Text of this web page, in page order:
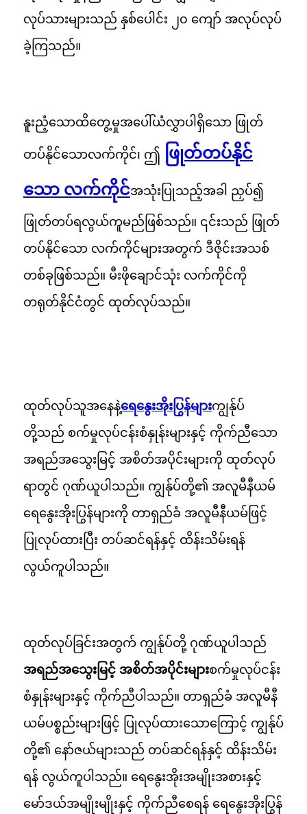
လုပ်သားများသည် နှစ်ပေါင်း ၂၀ ကျော် အလုပ်လုပ်
ခဲ့ကြသည်။
နူးညံ့သောထိတွေ့မှုအပေါ်ယံလွှာပါရှိသော ဖြုတ်
တပ်နိုင်သောလက်ကိုင်၊ ဤ ဖြုတ်တပ်နိုင်
သော လက်ကိုင်အသုံးပြုသည့်အခါ ညှပ်၍
ဖြုတ်တပ်ရလွယ်ကူမည်ဖြစ်သည်။ ၎င်းသည် ဖြုတ်
တပ်နိုင်သော လက်ကိုင်များအတွက် ဒီဇိုင်းအသစ်
တစ်ခုဖြစ်သည်။ မီးဖိုချောင်သုံး လက်ကိုင်ကို
တရုတ်နိုင်ငံတွင် ထုတ်လုပ်သည်။
ထုတ်လုပ်သူအနေနဲ့ရေနွေးအိုးပြွန်များကျွန်ုပ်
တို့သည် စက်မှုလုပ်ငန်းစံနှုန်းများနှင့် ကိုက်ညီသော
အရည်အသွေးမြင့် အစိတ်အပိုင်းများကို ထုတ်လုပ်
ရာတွင် ဂုဏ်ယူပါသည်။ ကျွန်ုပ်တို့၏ အလူမီနီယမ်
ရေနွေးအိုးပြွန်များကို တာရှည်ခံ အလူမီနီယမ်ဖြင့်
ပြုလုပ်ထားပြီး တပ်ဆင်ရန်နှင့် ထိန်းသိမ်းရန်
လွယ်ကူပါသည်။
ထုတ်လုပ်ခြင်းအတွက် ကျွန်ုပ်တို့ ဂုဏ်ယူပါသည်
အရည်အသွေးမြင့် အစိတ်အပိုင်းများစက်မှုလုပ်ငန်း
စံနှုန်းများနှင့် ကိုက်ညီပါသည်။ တာရှည်ခံ အလူမီနီ
ယမ်ပစ္စည်းများဖြင့် ပြုလုပ်ထားသောကြောင့် ကျွန်ုပ်
တို့၏ နော်ဇယ်များသည် တပ်ဆင်ရန်နှင့် ထိန်းသိမ်း
ရန် လွယ်ကူပါသည်။ ရေနွေးအိုးအမျိုးအစားနှင့်
မော်ဒယ်အမျိုးမျိုးနှင့် ကိုက်ညီစေရန် ရေနွေးအိုးပြွန်